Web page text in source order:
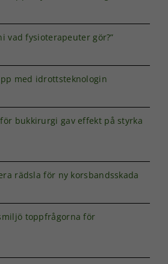
vad fysioterapeuter gör?”
med idrottsteknologin
bukkirurgi gav effekt på styrka
rädsla för ny korsbandsskada
toppfrågorna för